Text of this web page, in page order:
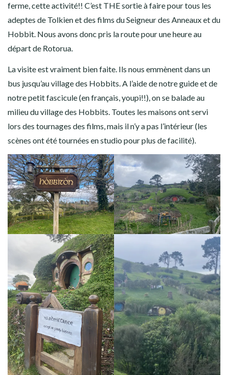
ferme, cette activité!! C’est THE sortie à faire pour tous les
adeptes de Tolkien et des films du Seigneur des Anneaux et du
Hobbit. Nous avons donc pris la route pour une heure au
départ de Rotorua.
La visite est vraiment bien faite. Ils nous emmènent dans un
bus jusqu’au village des Hobbits. A l’aide de notre guide et de
notre petit fascicule (en français, youpi!!), on se balade au
milieu du village des Hobbits. Toutes les maisons ont servi
lors des tournages des films, mais il n’y a pas l’intérieur (les
scènes ont été tournées en studio pour plus de facilité).